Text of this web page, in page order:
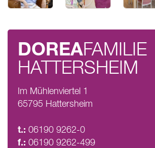
DOREAFAMILIE
HATTERSHEIM
Im Mühlenviertel 1
65795 Hattersheim
t.: 06190 9262-0
f.: 06190 9262-499